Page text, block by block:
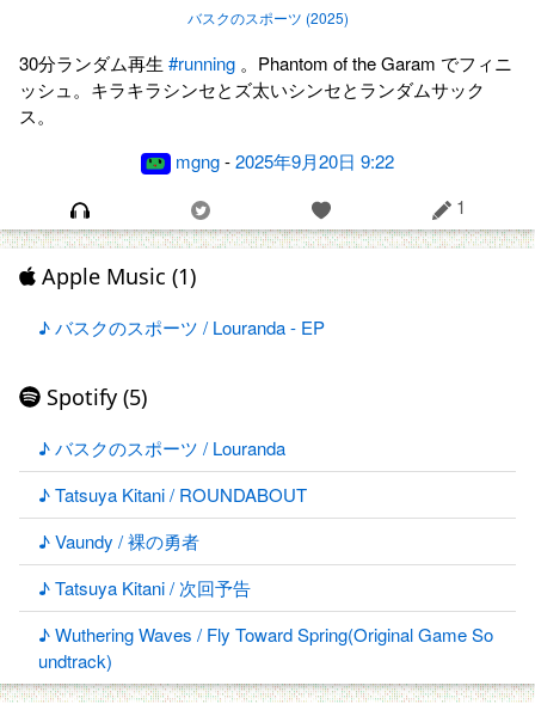
バスクのスポーツ (2025)
30分ランダム再生 #running 。Phantom of the Garam でフィニ
ッシュ。キラキラシンセとズ太いシンセとランダムサック
ス。
mgng-2025年9月20日 9:22
1
Apple Music (1)
♪ バスクのスポーツ / Louranda - EP
Spotify (5)
♪ バスクのスポーツ / Louranda
♪ Tatsuya Kitani / ROUNDABOUT
♪ Vaundy / 裸の勇者
♪ Tatsuya Kitani / 次回予告
♪ Wuthering Waves / Fly Toward Spring(Original Game So
undtrack)